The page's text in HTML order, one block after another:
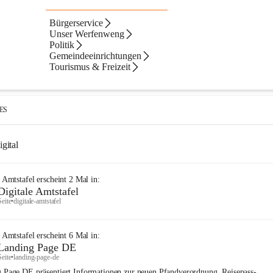
Bürgerservice
Unser Werfenweng
Politik
Gemeindeeinrichtungen
Tourismus & Freizeit
Artikel Dateien
Digitale Amtstafel
erscheint 2Mal in:
Amtstafel
•digitale-amtstafel
erscheint 6Mal in:
Page DE
•landing-page-de